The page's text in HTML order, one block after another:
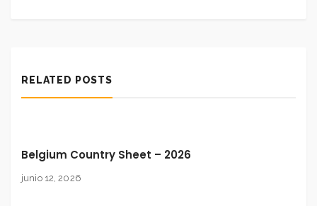
RELATED POSTS
Belgium Country Sheet – 2026
junio 12, 2026